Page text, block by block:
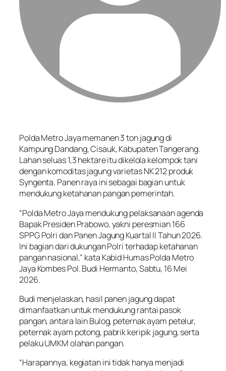
Polda Metro Jaya memanen 3 ton jagung di
Kampung Dandang, Cisauk, Kabupaten Tangerang.
Lahan seluas 1,3 hektare itu dikelola kelompok tani
dengan komoditas jagung varietas NK 212 produk
Syngenta. Panen raya ini sebagai bagian untuk
mendukung ketahanan pangan pemerintah.
“Polda Metro Jaya mendukung pelaksanaan agenda
Bapak Presiden Prabowo, yakni peresmian 166
SPPG Polri dan Panen Jagung Kuartal II Tahun 2026.
Ini bagian dari dukungan Polri terhadap ketahanan
pangan nasional,” kata Kabid Humas Polda Metro
Jaya Kombes Pol. Budi Hermanto, Sabtu, 16 Mei
2026.
Budi menjelaskan, hasil panen jagung dapat
dimanfaatkan untuk mendukung rantai pasok
pangan, antara lain Bulog, peternak ayam petelur,
peternak ayam potong, pabrik keripik jagung, serta
pelaku UMKM olahan pangan.
“Harapannya, kegiatan ini tidak hanya menjadi